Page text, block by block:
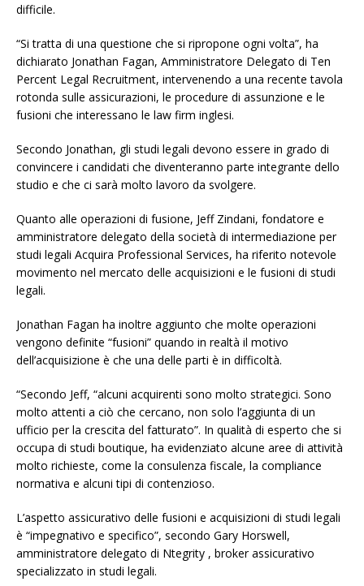
difficile.
“Si tratta di una questione che si ripropone ogni volta”, ha
dichiarato Jonathan Fagan, Amministratore Delegato di Ten
Percent Legal Recruitment, intervenendo a una recente tavola
rotonda sulle assicurazioni, le procedure di assunzione e le
fusioni che interessano le law firm inglesi.
Secondo Jonathan, gli studi legali devono essere in grado di
convincere i candidati che diventeranno parte integrante dello
studio e che ci sarà molto lavoro da svolgere.
Quanto alle operazioni di fusione, Jeff Zindani, fondatore e
amministratore delegato della società di intermediazione per
studi legali Acquira Professional Services, ha riferito notevole
movimento nel mercato delle acquisizioni e le fusioni di studi
legali.
Jonathan Fagan ha inoltre aggiunto che molte operazioni
vengono definite “fusioni” quando in realtà il motivo
dell’acquisizione è che una delle parti è in difficoltà.
“Secondo Jeff, “alcuni acquirenti sono molto strategici. Sono
molto attenti a ciò che cercano, non solo l’aggiunta di un
ufficio per la crescita del fatturato”. In qualità di esperto che si
occupa di studi boutique, ha evidenziato alcune aree di attività
molto richieste, come la consulenza fiscale, la compliance
normativa e alcuni tipi di contenzioso.
L’aspetto assicurativo delle fusioni e acquisizioni di studi legali
è “impegnativo e specifico”, secondo Gary Horswell,
amministratore delegato di Ntegrity , broker assicurativo
specializzato in studi legali.